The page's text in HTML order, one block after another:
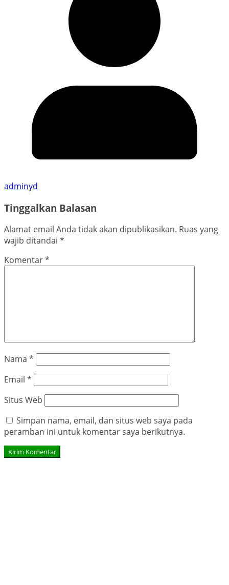
adminyd
Tinggalkan Balasan
Alamat email Anda tidak akan dipublikasikan. Ruas yang
wajib ditandai *
Komentar*
Nama *
Email *
Situs Web
Simpan nama, email, dan situs web saya pada
peramban ini untuk komentar saya berikutnya.